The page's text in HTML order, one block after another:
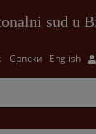
sud u
Српски English